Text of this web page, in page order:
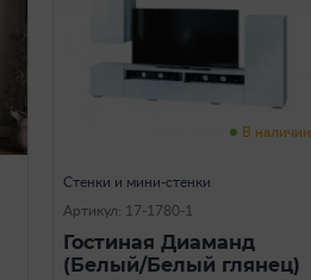
В наличии
Стенки и мини-стенки
Артикул: 17-1780-1
Гостиная Диаманд
(Белый/Белый глянец)